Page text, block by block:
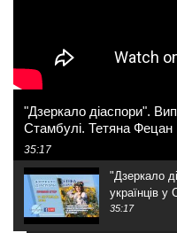
"Дзеркало діаспори".
Стамбулі. Тетяна Фецан
35:17
"Дзеркало
українців
35:17